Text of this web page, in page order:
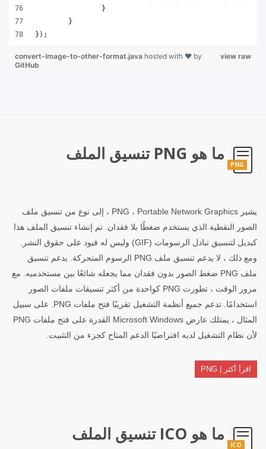
		}
	}
});
view raw
convert-image-to-other-format.java hosted with ❤ by
GitHub
PNG
ما هو PNG تنسيق الملف
يشير PNG ، Portable Network Graphics ، إلى نوع من تنسيق ملف
الصور النقطية الذي يستخدم ضغطًا بلا فقدان. تم إنشاء تنسيق الملف هذا
كبديل لتنسيق تبادل الرسومات (GIF) وليس له قيود على حقوق النشر.
ومع ذلك ، لا يدعم تنسيق ملف PNG الرسوم المتحركة. يدعم تنسيق
ملف PNG ضغط الصور بدون فقدان مما يجعله شائعًا بين مستخدميه. مع
مرور الوقت ، تطورت PNG كواحدة من أكثر تنسيقات ملفات الصور
استخدامًا. تدعم جميع أنظمة التشغيل تقريبًا فتح ملفات PNG. على سبيل
المثال ، يمتلك عارض Microsoft Windows القدرة على فتح ملفات PNG
لأن نظام التشغيل لديه افتراضيًا الدعم المتاح كجزء من التثبيت.
اقرأ أكثر | PNG
ICO
ما هو ICO تنسيق الملف